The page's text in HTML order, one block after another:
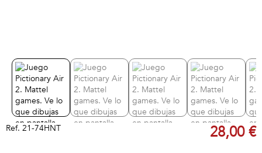
Ref. 21-74HNT 28,00 €